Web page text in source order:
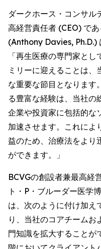
ダークホース・コンサル
高経営責任者 (CEO) で
(Anthony Davies, Ph.D.)
「再生医療の専門家と
ミリーに迎えることは、
な重要な節目となります
る豊富な経験は、当社の
企業や投資家に包括的な
加速させます。これによ
益のため、治療法をより
ができます。」
BCVGの創設者兼最高経
ト・P・ブルーダー医学
は、次のように付け加え
り、当社のコアチーム
門知識を拡大することが